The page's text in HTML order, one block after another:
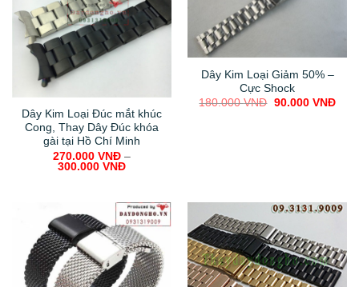
Dây Kim Loại Đúc mắt khúc
Cong, Thay Dây Đúc khóa
gài tại Hồ Chí Minh
270.000 VNĐ –
300.000 VNĐ
Dây Kim Loại Giảm 50% –
Cực Shock
180.000VNĐ Original
90.000 VNĐ